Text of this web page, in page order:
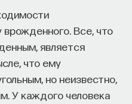
Все, что
является
что ему
но неизвестно,
У каждого человека